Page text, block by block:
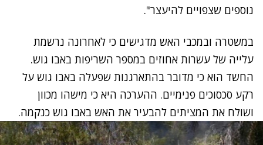
נוספים שצפויים להיעצר".
במשטרה ובמכבי האש מדגישים כי לאחרונה נרשמת
עלייה של עשרות אחוזים במספר השריפות באבו גוש.
החשד הוא כי מדובר בהתארגנות שפעלה באבו גוש על
רקע סכסוכים פנימיים. ההערכה היא כי מישהו מכוון
ושולח את המציתים להבעיר את האש באבו גוש כנקמה.